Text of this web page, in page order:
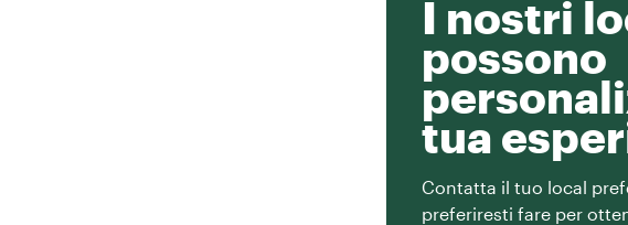
I nostri
possono
tua
Contatta il tuo local
preferiresti fare per